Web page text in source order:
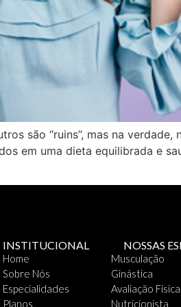
são “ruins”, mas na
em uma dieta equilibrada e
INSTITUCIONAL
Home
Sobre Nós
Especialidades
Planos
NOSSAS
Musculação
Ginástica
Avaliação Física
Nutricionista